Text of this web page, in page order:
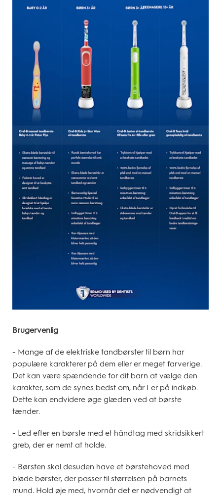
Brugervenlig
- Mange af de elektriske tandbørster til børn har
populære karakterer på dem eller er meget farverige.
Det kan være spændende for dit barn at vælge den
karakter, som de synes bedst om, når I er på indkøb.
Dette kan endvidere øge glæden ved at børste
tænder.
- Led efter en børste med et håndtag med skridsikkert
greb, der er nemt at holde.
- Børsten skal desuden have et børstehoved med
bløde børster, der passer til størrelsen på barnets
mund. Hold øje med, hvornår det er nødvendigt at